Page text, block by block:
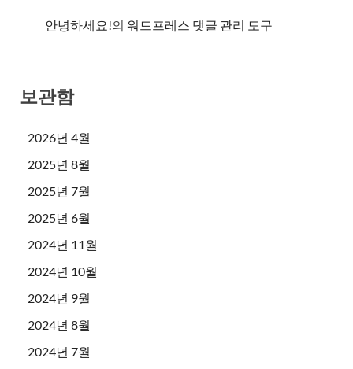
안녕하세요!의 워드프레스 댓글 관리 도구
보관함
2026년 4월
2025년 8월
2025년 7월
2025년 6월
2024년 11월
2024년 10월
2024년 9월
2024년 8월
2024년 7월